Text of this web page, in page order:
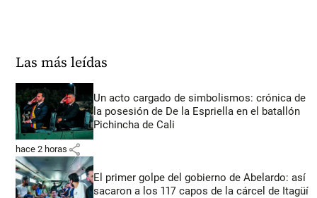
Las más leídas
Un acto cargado de simbolismos: crónica de
la posesión de De la Espriella en el batallón
Pichincha de Cali
hace 2 horas share
El primer golpe del gobierno de Abelardo: así
sacaron a los 117 capos de la cárcel de Itagüí